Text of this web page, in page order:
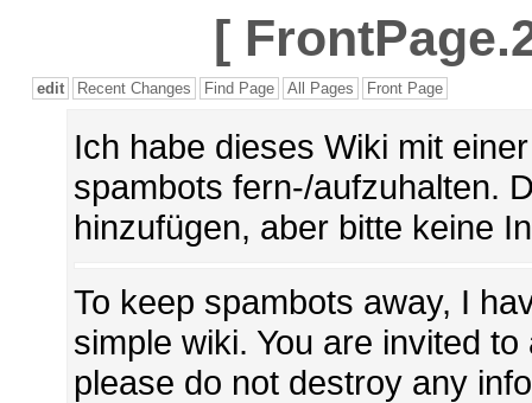
[
edit Recent Changes Find Page All Pages Front Page
Ich habe dieses Wiki mit
spambots fern-/aufzuhalten.
hinzufügen, aber bitte keine
To keep spambots away, I
simple wiki. You are invited
please do not destroy any